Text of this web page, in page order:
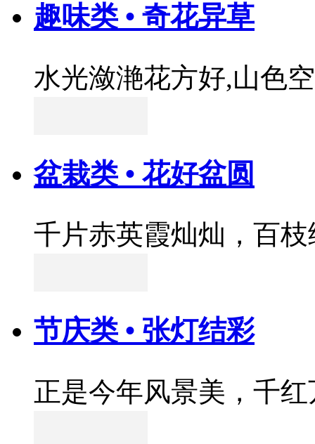
趣味类 • 奇花异草
水光潋滟花方好,山色
盆栽类 • 花好盆圆
千片赤英霞灿灿，百
节庆类 • 张灯结彩
正是今年风景美，千